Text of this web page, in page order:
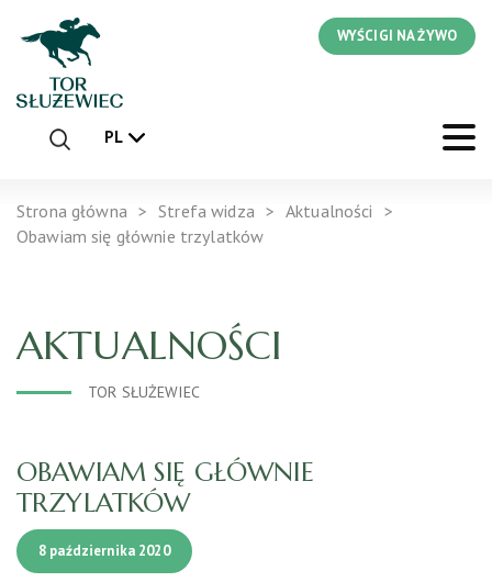
WYŚCIGI NA ŻYWO
PL
Strona główna Strefa widza
Aktualności
Obawiam się głównie trzylatków
AKTUALNOŚCI
TOR SŁUŻEWIEC
OBAWIAM SIĘ GŁÓWNIE
TRZYLATKÓW
8 października 2020